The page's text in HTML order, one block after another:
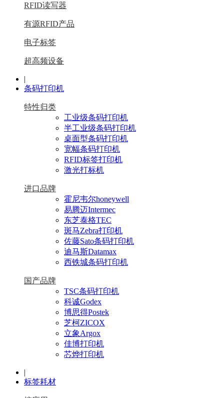
RFID读写器
有源RFID产品
电子标签
超高频设备
|
条码打印机
特性归类
工业级条码打印机
半工业级条码打印机
桌面型条码打印机
宽幅条码打印机
RFID标签打印机
激光打标机
进口品牌
霍尼韦尔honeywell
易腾迈Intermec
东芝泰格TEC
斑马Zebra打印机
佐藤Sato条码打印机
迪马斯Datamax
西铁城条码打印机
国产品牌
TSC条码打印机
科诚Godex
博思得Postek
芝柯ZICOX
立象Argox
佳博打印机
芯烨打印机
|
标签耗材